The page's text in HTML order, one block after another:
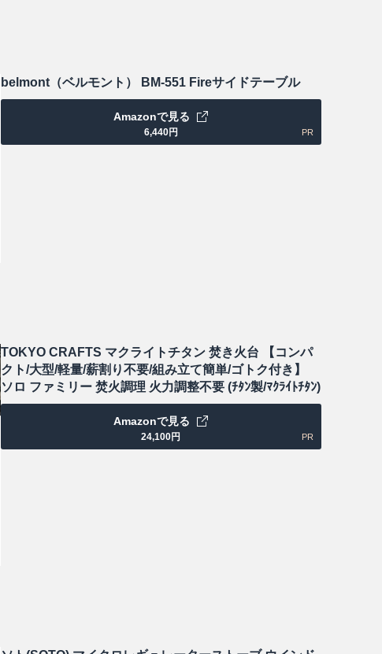
belmont（ベルモント） BM-551 Fireサイドテーブル
6,440円
Amazonで見る
PR
TOKYO CRAFTS マクライトチタン 焚き火台 【コンパ
クト/大型/軽量/薪割り不要/組み立て簡単/ゴトク付き】
ソロ ファミリー 焚火調理 火力調整不要 (ﾁﾀﾝ製/ﾏｸﾗｲﾄﾁﾀﾝ)
24,100円
Amazonで見る
PR